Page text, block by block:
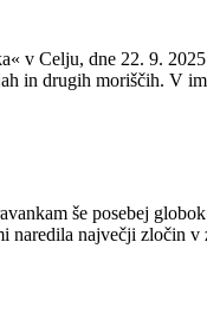
v Celju, dne 22. 9.
za republiko, posebno pa v
naredila največji zločin